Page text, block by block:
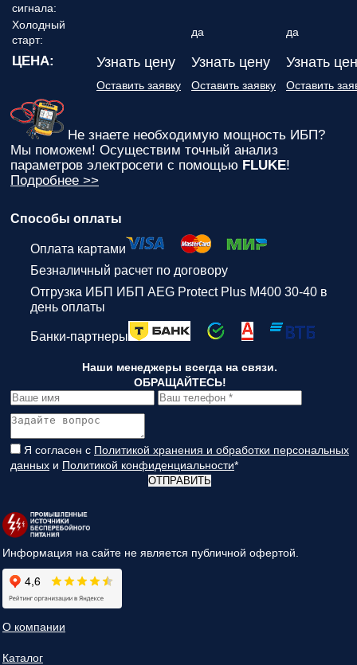
сигнала:
Холодный
старт:
да да
ЦЕНА: Узнать цену Узнать цену Узнать
Оставить заявку Оставить заявку Оставить
Не знаете необходимую мощность ИБП?
Мы поможем! Осуществим точный анализ
параметров электросети с помощью FLUKE!
Подробнее >>
Способы оплаты
Оплата картами
Безналичный расчет по договору
Отгрузка ИБП ИБП AEG Protect Plus M400 30-40 в
день оплаты
Банки-партнеры
Наши менеджеры всегда на связи.
ОБРАЩАЙТЕСЬ!
Я согласен с Политикой хранения и обработки персональных
данных и Политикой конфиденциальности*
ОТПРАВИТЬ
Информация на сайте не является публичной офертой.
О компании
Каталог